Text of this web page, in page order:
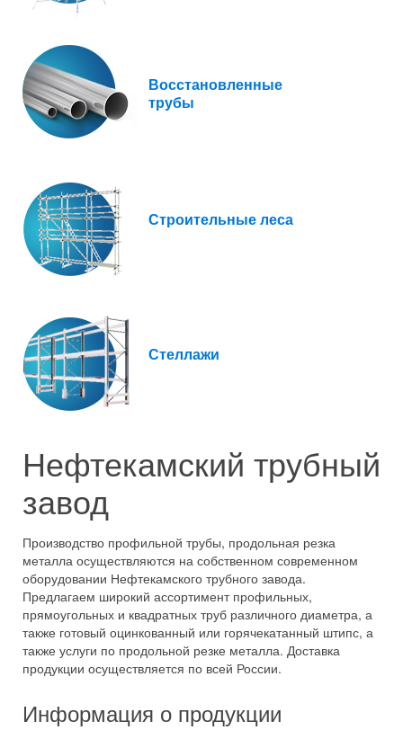
Восстановленные
трубы
Строительные леса
Стеллажи
Нефтекамский трубный
завод
Производство профильной трубы, продольная резка
металла осуществляются на собственном современном
оборудовании Нефтекамского трубного завода.
Предлагаем широкий ассортимент профильных,
прямоугольных и квадратных труб различного диаметра, а
также готовый оцинкованный или горячекатанный штипс, а
также услуги по продольной резке металла. Доставка
продукции осуществляется по всей России.
Информация о продукции